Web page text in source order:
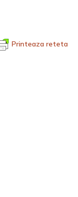
Printeaza reteta